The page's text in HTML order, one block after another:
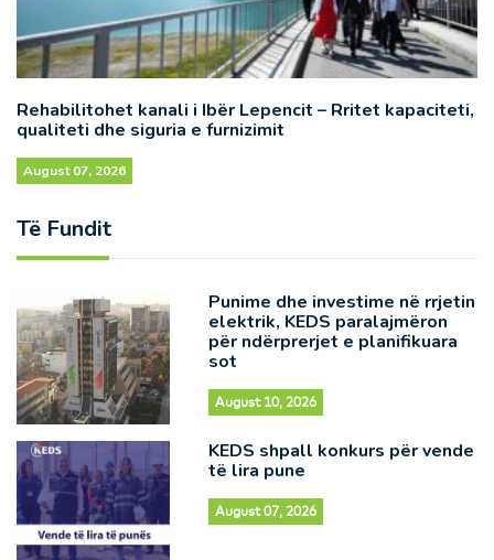
Rehabilitohet kanali i Ibër Lepencit – Rritet kapaciteti,
qualiteti dhe siguria e furnizimit
August 07, 2026
Të Fundit
Punime dhe investime në rrjetin
elektrik, KEDS paralajmëron
për ndërprerjet e planifikuara
sot
August 10, 2026
KEDS shpall konkurs për vende
të lira pune
August 07, 2026